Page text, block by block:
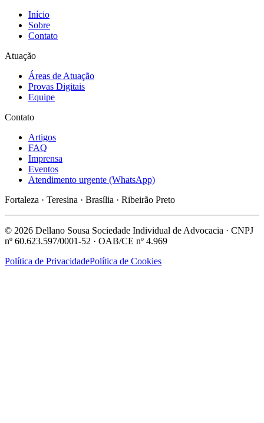
Início
Sobre
Contato
Atuação
Áreas de Atuação
Provas Digitais
Equipe
Contato
Artigos
FAQ
Imprensa
Eventos
Atendimento urgente (WhatsApp)
Fortaleza · Teresina · Brasília · Ribeirão Preto
© 2026 Dellano Sousa Sociedade Individual de Advocacia · CNPJ
nº 60.623.597/0001-52 · OAB/CE nº 4.969
Política de PrivacidadePolítica de Cookies